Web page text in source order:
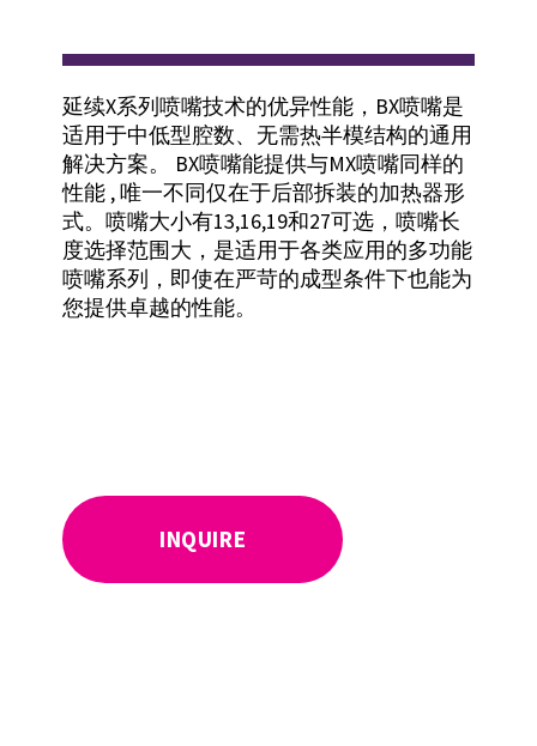
延续X系列喷嘴技术的优异性能，BX喷嘴是
适用于中低型腔数、无需热半模结构的通用
解决方案。 BX喷嘴能提供与MX喷嘴同样的
性能 , 唯一不同仅在于后部拆装的加热器形
式。喷嘴大小有13,16,19和27可选，喷嘴长
度选择范围大，是适用于各类应用的多功能
喷嘴系列，即使在严苛的成型条件下也能为
您提供卓越的性能。
INQUIRE